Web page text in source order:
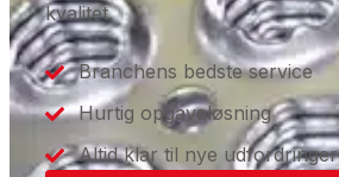
kvalitet.
Branchens bedste service
Hurtig opgaveløsning
Altid klar til nye udfordringer